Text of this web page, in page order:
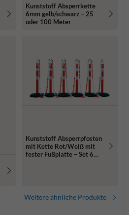
Kunststoff Absperrkette
6mm gelb/schwarz – 25
oder 100 Meter
Kunststoff Absperrpfosten
mit Kette Rot/Weiß mit
fester Fußplatte – Set 6
Weitere ähnliche Produkte